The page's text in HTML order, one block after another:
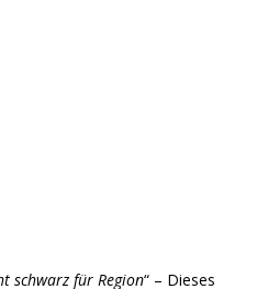
schwarz für Region“ – Dieses